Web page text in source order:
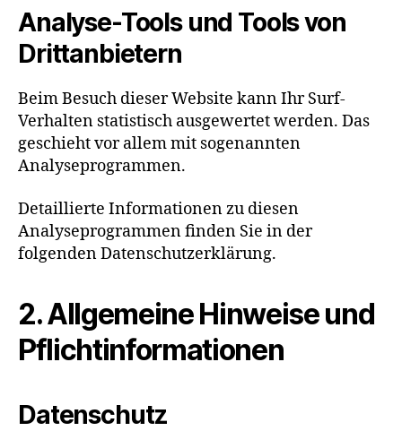
Analyse-Tools und Tools von
Dritt­anbietern
Beim Besuch dieser Website kann Ihr Surf-
Verhalten statistisch ausgewertet werden. Das
geschieht vor allem mit sogenannten
Analyseprogrammen.
Detaillierte Informationen zu diesen
Analyseprogrammen finden Sie in der
folgenden Datenschutzerklärung.
2. Allgemeine Hinweise und
Pflicht­informationen
Datenschutz